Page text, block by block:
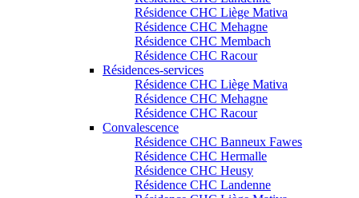
Résidence CHC Liège Mativa
Résidence CHC Mehagne
Résidence CHC Membach
Résidence CHC Racour
Résidences-services
Résidence CHC Liège Mativa
Résidence CHC Mehagne
Résidence CHC Racour
Convalescence
Résidence CHC Banneux Fawes
Résidence CHC Hermalle
Résidence CHC Heusy
Résidence CHC Landenne